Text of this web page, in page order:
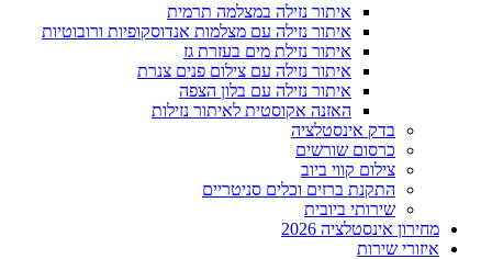
איתור נזילה במצלמה תרמית
איתור נזילה עם מצלמות אנדוסקופיות ורובוטיות
איתור נזילת מים בעזרת גז
איתור נזילה עם צילום פנים צנרת
איתור נזילה עם בלון הצפה
האזנה אקוסטית לאיתור נזילות
בדק אינסטלציה
כרסום שורשים
צילום קווי ביוב
התקנת ברזים וכלים סניטריים
שירותי ביובית
מחירון אינסטלציה 2026
איזורי שירות